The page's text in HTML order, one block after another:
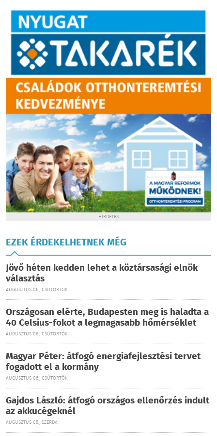
HIRDETÉS
EZEK ÉRDEKELHETNEK MÉG
Jövő héten kedden lehet a köztársasági elnök
választás
AUGUSZTUS 06., CSÜTÖRTÖK
Országosan elérte, Budapesten meg is haladta a
40 Celsius-fokot a legmagasabb hőmérséklet
AUGUSZTUS 06., CSÜTÖRTÖK
Magyar Péter: átfogó energiafejlesztési tervet
fogadott el a kormány
AUGUSZTUS 06., CSÜTÖRTÖK
Gajdos László: átfogó országos ellenőrzés indult
az akkucégeknél
AUGUSZTUS 05., SZERDA